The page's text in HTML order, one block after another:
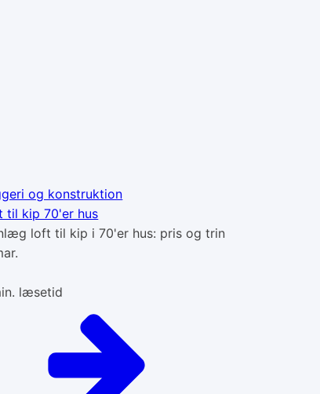
og konstruktion
til kip 70'er hus
loft til kip i 70'er hus: pris og trin
læsetid